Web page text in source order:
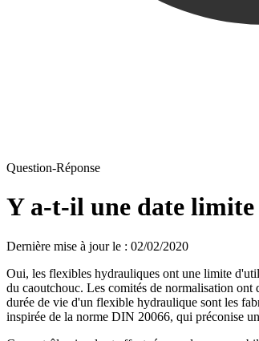
Question-Réponse
Y a-t-il une date limite
Dernière mise à jour le : 02/02/2020
Oui, les flexibles hydrauliques ont une limite
du caoutchouc. Les comités de normalisation ont
durée de vie d'un flexible hydraulique sont les
inspirée de la norme DIN 20066, qui préconise